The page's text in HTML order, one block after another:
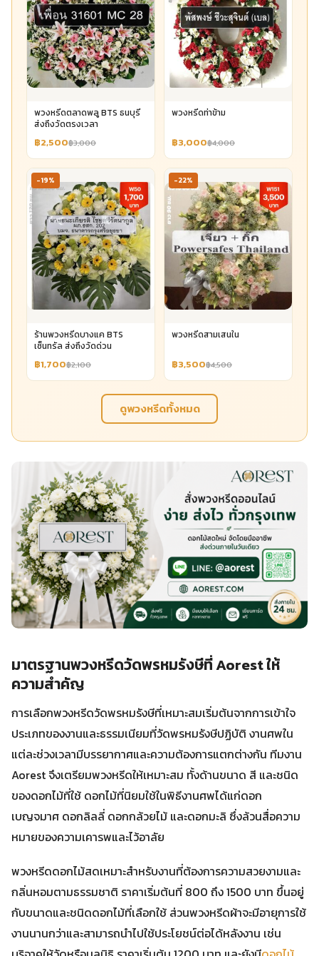
พวงหรีดตลาดพลู BTS ธนบุรี
ส่งถึงวัดตรงเวลา
฿2,500฿3,000
พวงหรีดท่าข้าม
฿3,000฿4,000
-19%
ร้านพวงหรีดบางแค BTS
เซ็นทรัล ส่งถึงวัดด่วน
฿1,700฿2,100
-22%
พวงหรีดสามเสนใน
฿3,500฿4,500
ดูพวงหรีดทั้งหมด
มาตรฐานพวงหรีดวัดพรหมรังษีที่ Aorest ให้
ความสำคัญ
การเลือกพวงหรีดวัดพรหมรังษีที่เหมาะสมเริ่มต้นจากการเข้าใจ
ประเภทของงานและธรรมเนียมที่วัดพรหมรังษีปฏิบัติ งานศพใน
แต่ละช่วงเวลามีบรรยากาศและความต้องการแตกต่างกัน ทีมงาน
Aorest จึงเตรียมพวงหรีดให้เหมาะสม ทั้งด้านขนาด สี และชนิด
ของดอกไม้ที่ใช้ ดอกไม้ที่นิยมใช้ในพิธีงานศพได้แก่ดอก
เบญจมาศ ดอกลิลลี่ ดอกกล้วยไม้ และดอกมะลิ ซึ่งล้วนสื่อความ
หมายของความเคารพและไว้อาลัย
พวงหรีดดอกไม้สดเหมาะสำหรับงานที่ต้องการความสวยงามและ
กลิ่นหอมตามธรรมชาติ ราคาเริ่มต้นที่ 800 ถึง 1500 บาท ขึ้นอยู่
กับขนาดและชนิดดอกไม้ที่เลือกใช้ ส่วนพวงหรีดผ้าจะมีอายุการใช้
งานนานกว่าและสามารถนำไปใช้ประโยชน์ต่อได้หลังงาน เช่น